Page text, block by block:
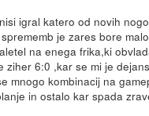
igral katero od novih
je zares bore
na enega frika,ki
ziher 6:0 ,kar se mi je
mnogo kombinacij na
in ostalo kar spada